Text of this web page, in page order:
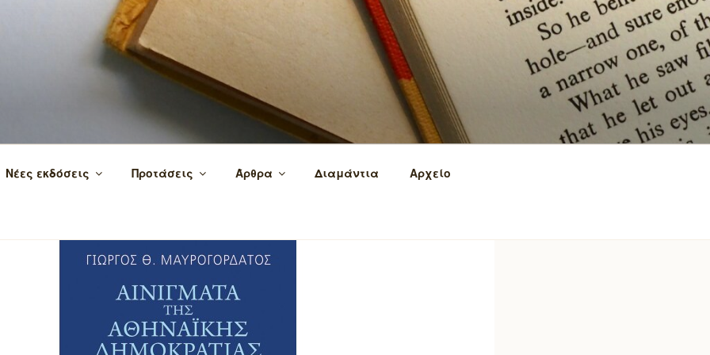
τα βιβλία και τη γνώση!
Νέες εκδόσεις Προτάσεις Άρθρα Διαμάντια Αρχείο